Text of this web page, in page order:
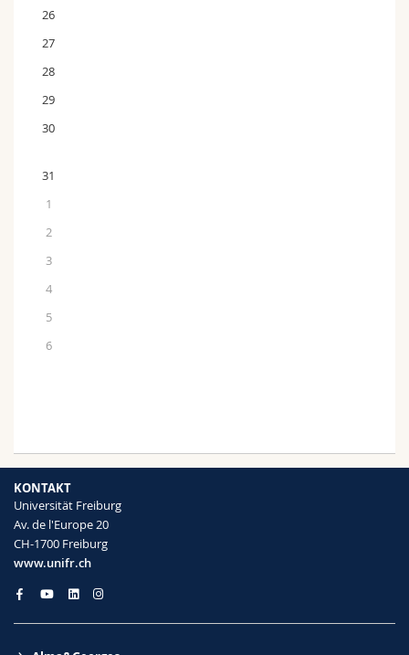
26
27
28
29
30
31
1
2
3
4
5
6
KONTAKT
Universität Freiburg
Av. de l'Europe 20
CH-1700 Freiburg
www.unifr.ch